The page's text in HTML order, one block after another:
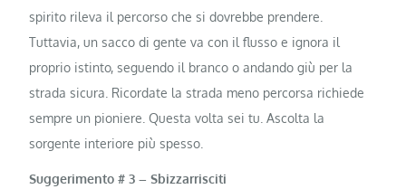
spirito rileva il percorso che si dovrebbe prendere.
Tuttavia, un sacco di gente va con il flusso e ignora il
proprio istinto, seguendo il branco o andando giù per la
strada sicura. Ricordate la strada meno percorsa richiede
sempre un pioniere. Questa volta sei tu. Ascolta la
sorgente interiore più spesso.
Suggerimento # 3 – Sbizzarrisciti